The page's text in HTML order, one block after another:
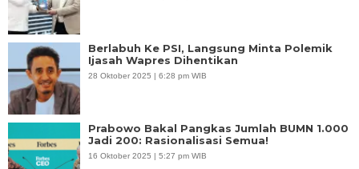
Berlabuh Ke PSI, Langsung Minta Polemik
Ijasah Wapres Dihentikan
28 Oktober 2025 | 6:28 pm WIB
Prabowo Bakal Pangkas Jumlah BUMN 1.000
Jadi 200: Rasionalisasi Semua!
16 Oktober 2025 | 5:27 pm WIB